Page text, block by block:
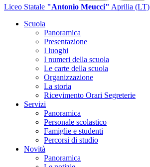
Liceo Statale "Antonio Meucci" Aprilia (LT)
Scuola
Panoramica
Presentazione
I luoghi
I numeri della scuola
Le carte della scuola
Organizzazione
La storia
Ricevimento Orari Segreterie
Servizi
Panoramica
Personale scolastico
Famiglie e studenti
Percorsi di studio
Novità
Panoramica